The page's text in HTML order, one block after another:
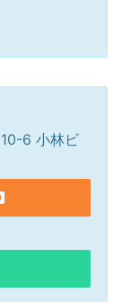
6 小林ビ